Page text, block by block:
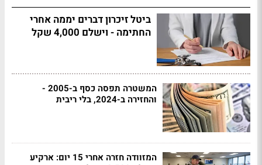
ביטל זיכרון דברים יממה אחרי
החתימה - וישלם 4,000 שקל
המשטרה תפסה כסף ב-2005 -
והחזירה ב-2024, בלי ריבית
המזוודה חזרה אחרי 15 יום: ארקיע